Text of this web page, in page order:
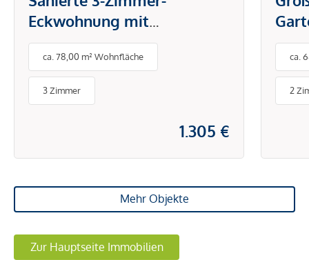
Eckwohnung mit
westseitiger Terrasse –
Ruhelage mit bester
Infrastruktur
ca. 78,00 m² Wohnfläche
3 Zimmer
1.305 €
von
ca.
2
Mehr Objekte
Zur Hauptseite Immobilien